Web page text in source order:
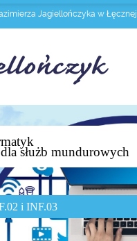
Jagiellończyka w Łęcznej
służb mundurowych
i INF.03